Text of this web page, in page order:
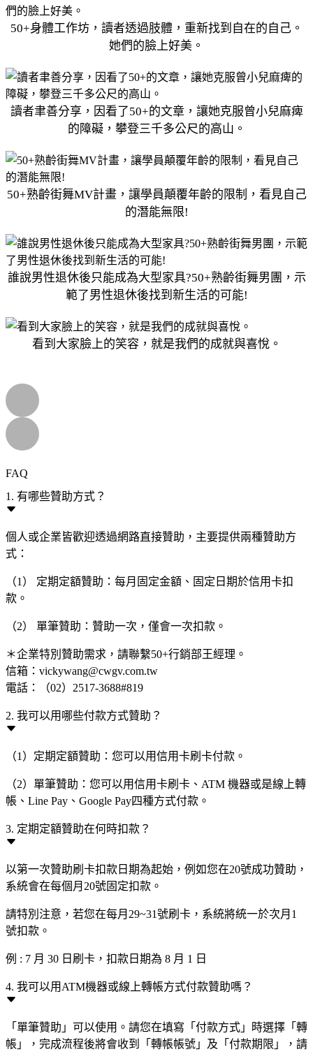
50+身體工作坊，讀者透過肢體，重新找到自在的自己。
她們的臉上好美。
讀者聿善分享，因看了50+的文章，讓她克服曾小兒麻痺
的障礙，攀登三千多公尺的高山。
50+熟齡街舞MV計畫，讓學員顛覆年齡的限制，看見自己
的潛能無限!
誰說男性退休後只能成為大型家具?50+熟齡街舞男團，示
範了男性退休後找到新生活的可能!
看到大家臉上的笑容，就是我們的成就與喜悅。
FAQ
1. 有哪些贊助方式？
個人或企業皆歡迎透過網路直接贊助，主要提供兩種贊助方
式：
（1） 定期定額贊助：每月固定金額、固定日期於信用卡扣
款。
（2） 單筆贊助：贊助一次，僅會一次扣款。
＊企業特別贊助需求，請聯繫50+行銷部王經理。
信箱：vickywang@cwgv.com.tw
電話：（02）2517-3688#819
2. 我可以用哪些付款方式贊助？
（1）定期定額贊助：您可以用信用卡刷卡付款。
（2）單筆贊助：您可以用信用卡刷卡、ATM 機器或是線上轉
帳、Line Pay、Google Pay四種方式付款。
3. 定期定額贊助在何時扣款？
以第一次贊助刷卡扣款日期為起始，例如您在20號成功贊助，
系統會在每個月20號固定扣款。
請特別注意，若您在每月29~31號刷卡，系統將統一於次月1
號扣款。
例 : 7 月 30 日刷卡，扣款日期為 8 月 1 日
4. 我可以用ATM機器或線上轉帳方式付款贊助嗎？
「單筆贊助」可以使用。請您在填寫「付款方式」時選擇「轉
帳」，完成流程後將會收到「轉帳帳號」及「付款期限」，請